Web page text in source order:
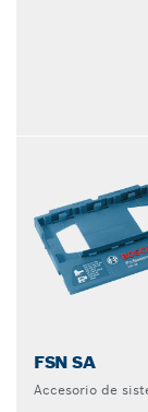
FSN SA
Accesorio de